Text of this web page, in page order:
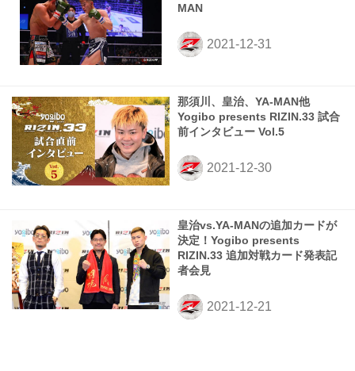
MAN
那須川、皇治、YA-MAN他
Yogibo presents RIZIN.33 試合
前インタビュー Vol.5
皇治vs.YA-MANの追加カードが
決定！Yogibo presents
RIZIN.33 追加対戦カード発表記
者会見